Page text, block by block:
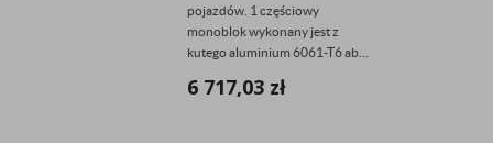
pojazdów. 1 częściowy
monoblok wykonany jest z
kutego aluminium 6061-T6 ab...
6 717,03 zł